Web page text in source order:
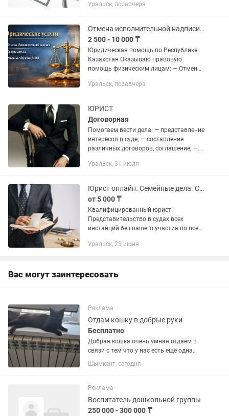
Акт ввода. Акт сноса. Регистрация в
Технический...
Уральск, позавчера
Отмена исполнительной надписи, снятие ареста ЧСИ
2 500 - 10 000 ₸
Юридическая помощь по Республике
Казахстан Оказываю правовую
помощь физическим лицам: — Отмена
Снятие арестов со счетов и имущества
Уральск, позавчера
ЮРИСТ
Договорная
Помогаем вести дела: — представление
интересов в суде; — составление
различных договоров, соглашение; —
апелляцинных жалоб; — взыскание
Уральск, 31 июля
Юрист онлайн. Семейные дела. Снятие с ареста. Взыскание долгов.
от 5 000 ₸
Квалифицированный юрист!
Представительство в судах всех
инстанций без вашего участия по всем
Установление и оспаривание
Уральск, 23 июня
Вас могут заинтересовать
Реклама
Отдам кошку в добрые руки
Бесплатно
Добрая кошка очень умная отдаём в
связи с тем что у нас есть ещё одна
кошка и она её не принимает.Кошка
ходит в частном доме в туалет на
руки где нету собак .
Шымкент, сегодня
Реклама
Воспитатель дошкольной группы
250 000 - 300 000 ₸